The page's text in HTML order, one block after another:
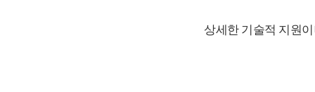
상세한 기술적 지원